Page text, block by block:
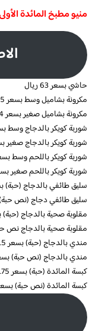
منيو مطبخ المائدة
حاشي بسعر 63 ريال
مكرونة بشاميل وسط بسعر 25 ريال
مكرونة بشاميل صغير بسعر 14 ريال
شوربة كويكر بالدجاج وسط بسعر 18
شوربة كويكر بالدجاج صغير بسعر
شوربة كويكر باللحم وسط بسعر 20
شوربة كويكر باللحم صغير بسعر 15
سليق طائفي بالدجاج (حبة) بسعر
سليق طائفي دجاج (نص حبة) بسعر
مقلوبة صحية بالدجاج (حبة) بسعر
مقلوبة صحية بالدجاج نص حبة بسعر
مندي بالدجاج (حبة) بسعر 40.5 ريال
مندي بالدجاج (نص حبة) بسعر 20.75
كبسة المائدة (حبة) بسعر 38.75 ريال
كبسة المائدة (نص حبة) بسعر 20.5